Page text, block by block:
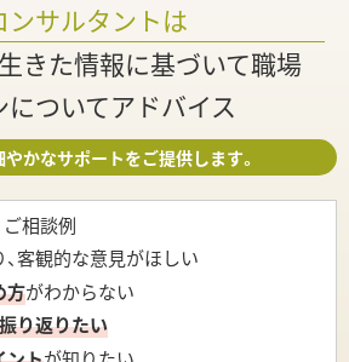
サルタントは
きた情報に基づいて職場
ついてアドバイス
かなサポートをご提供します。
ご相談例
客観的な意見がほしい
方がわからない
り返りたい